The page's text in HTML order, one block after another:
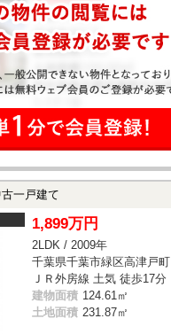
一戸建て
1,899万円
2LDK / 2009年
千葉県千葉市緑区高津戸町
ＪＲ外房線 土気 徒歩17分
建物面積 124.61㎡
土地面積 231.87㎡